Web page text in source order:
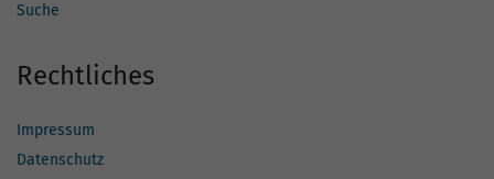
Suche
Rechtliches
Impressum
Datenschutz